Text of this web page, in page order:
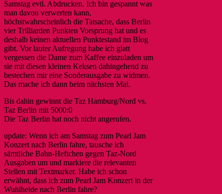
Samstag evtl. Abdrucken. Ich bin gespannt was
man davon verwerten kann,
höchstwahrscheinlich die Tatsache, dass Berlin
vier Trilliarden Punkten Vorsprung hat und es
deshalb keinen aktuellen Punktestand im Blog
gibt. Vor lauter Aufregung habe ich glatt
vergessen die Dame zum Kaffee einzuladen um
sie mit diesen kleinen Keksen dahingehend zu
bestechen mir eine Sonderausgabe zu widmen.
Das mache ich dann beim nächsten Mal.
Bis dahin gewinnt die Taz Hamburg/Nord vs.
Taz Berlin mit 5000:0
Die Taz Berlin hat noch nicht angerufen.
update: Wenn ich am Samstag zum Pearl Jam
Konzert nach Berlin fahre, tausche ich
sämtliche Bahn-Heftchen gegen Taz-Nord
Ausgaben um und markiere die relevanten
Stellen mit Textmarker. Habe ich schon
erwähnt, dass ich zum Pearl Jam Konzert in der
Wuhlheide nach Berlin fahre?